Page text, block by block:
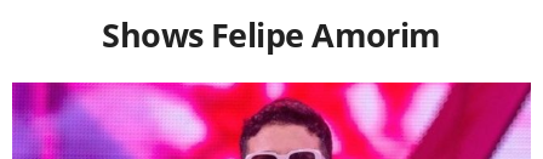
Shows Felipe Amorim